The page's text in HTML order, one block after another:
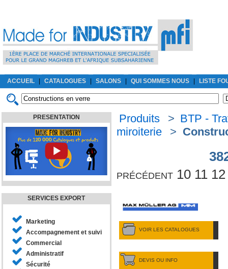
ACCUEIL CATALOGUES SALONS QUI SOMMES NOUS LISTE
PRESENTATION
SERVICES EXPORT
Marketing
Accompagnement et suivi
Commercial
Administratif
Sécurité
Produits > BTP -
miroiterie
>
précédent 10 11 12
VOIR LES CATALOGUES
DEVIS OU INFO